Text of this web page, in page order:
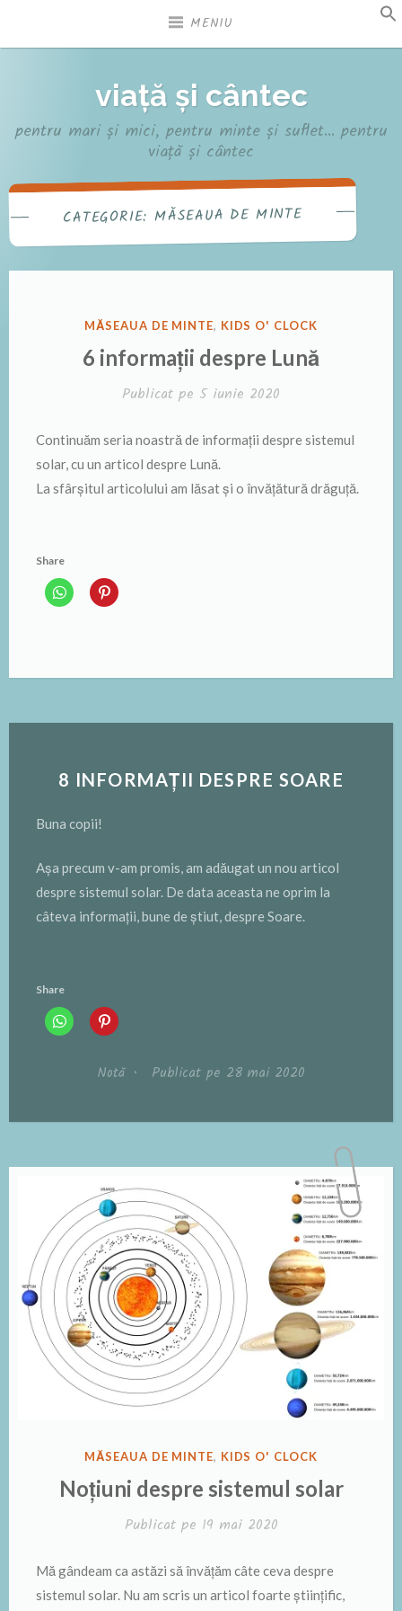
MENIU
viață și cântec
pentru mari și mici, pentru minte și suflet… pentru
viață și cântec
CATEGORIE: MĂSEAUA DE MINTE
PUBLICAT
MĂSEAUA DE MINTE, KIDS O' CLOCK
6 informații despre Lună
Publicat pe 5 iunie 2020
Continuăm seria noastră de informații despre sistemul
solar, cu un articol despre Lună.
La sfârșitul articolului am lăsat și o învățătură drăguță.
Share
8 INFORMAȚII DESPRE SOARE
Buna copii!
Așa precum v-am promis, am adăugat un nou articol
despre sistemul solar. De data aceasta ne oprim la
câteva informații, bune de știut, despre Soare.
Share
Notă • Publicat pe 28 mai 2020
PUBLICAT
ÎN
MĂSEAUA DE MINTE, KIDS O' CLOCK
Noțiuni despre sistemul solar
Publicat pe 19 mai 2020
Mă gândeam ca astăzi să învățăm câte ceva despre
sistemul solar. Nu am scris un articol foarte științific,